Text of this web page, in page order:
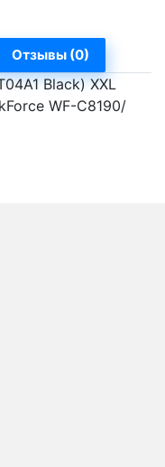
Отзывы (0)
Black) XXL
WF-C8190/